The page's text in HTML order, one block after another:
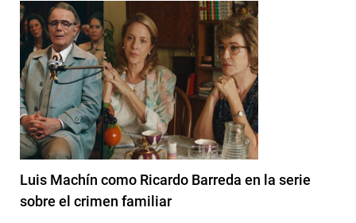
Luis Machín como Ricardo Barreda en la serie
sobre el crimen familiar